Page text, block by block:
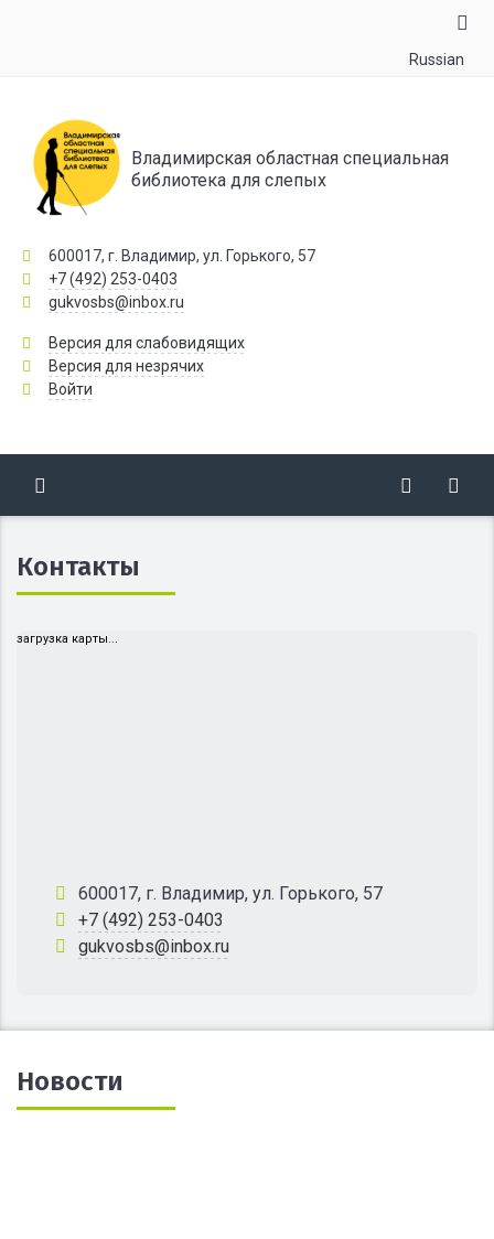
Russian
Владимирская областная специальная
библиотека для слепых
600017, г. Владимир, ул. Горького, 57
+7 (492) 253-0403
gukvosbs@inbox.ru
Версия для слабовидящих
Версия для незрячих
Войти
Контакты
загрузка карты...
600017, г. Владимир, ул. Горького, 57
+7 (492) 253-0403
gukvosbs@inbox.ru
Новости